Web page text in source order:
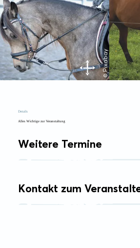
© Pixabay
Details
Alles Wichtige zur Veranstaltung
Weitere Termine
Kontakt zum